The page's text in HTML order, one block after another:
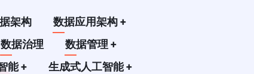
架构 数据应用架构+
数据治理 数据管理+
能+ 生成式人工智能+